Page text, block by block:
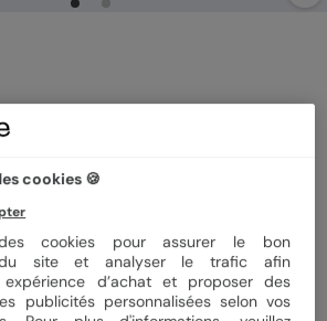
Papier Satiné
cookies 🍪
cookies pour assurer le bon
du site et analyser le trafic afin
d’achat et proposer des
publicités personnalisées selon vos